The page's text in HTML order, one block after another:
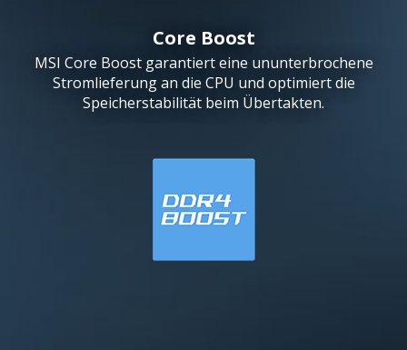
Core Boost
MSI Core Boost garantiert eine ununterbrochene
Stromlieferung an die CPU und optimiert die
Speicherstabilität beim Übertakten.